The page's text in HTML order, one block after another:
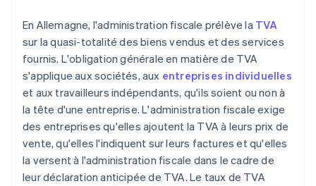
En Allemagne, l'administration fiscale prélève la TVA
sur la quasi-totalité des biens vendus et des services
fournis. L'obligation générale en matière de TVA
s'applique aux sociétés, aux entreprises individuelles
et aux travailleurs indépendants, qu'ils soient ou non à
la tête d'une entreprise. L'administration fiscale exige
des entreprises qu'elles ajoutent la TVA à leurs prix de
vente, qu'elles l'indiquent sur leurs factures et qu'elles
la versent à l'administration fiscale dans le cadre de
leur déclaration anticipée de TVA. Le taux de TVA